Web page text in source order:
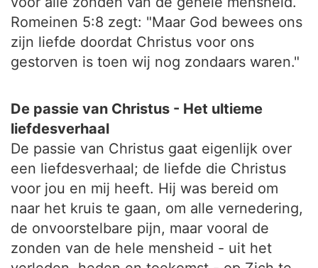
Romeinen 5:8 zegt: "Maar God bewees ons
zijn liefde doordat Christus voor ons
gestorven is toen wij nog zondaars waren."
De passie van Christus - Het ultieme
liefdesverhaal
De passie van Christus gaat eigenlijk over
een liefdesverhaal; de liefde die Christus
voor jou en mij heeft. Hij was bereid om
naar het kruis te gaan, om alle vernedering,
de onvoorstelbare pijn, maar vooral de
zonden van de hele mensheid - uit het